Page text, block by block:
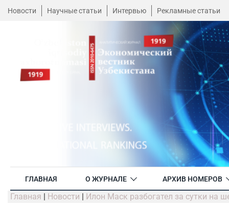
Новости Научные статьи Интервью Рекламные статьи
ГЛАВНАЯ О ЖУРНАЛЕ АРХИВ НОМЕРОВ
Главная | Новости | Илон Маск разбогател за сутки на